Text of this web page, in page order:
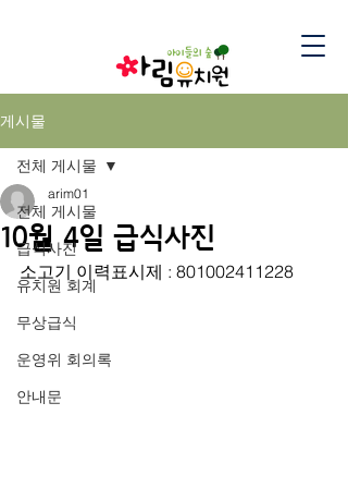
게시물
전체 게시물
급식사진
유치원 회계
무상급식
운영위 회의록
안내문
전체 게시물
10월 4일 급식사진
arim01
소고기 이력표시제 : 801002411228